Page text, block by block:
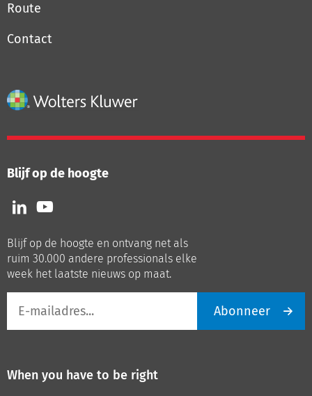
Route
Contact
Blijf op de hoogte
Volg
ons
LinkedIn
Volg
ons
Youtube
Blijf op de hoogte en ontvang net als
ruim 30.000 andere professionals elke
week het laatste nieuws op maat.
mailadres
Abonneer
When you have to be right